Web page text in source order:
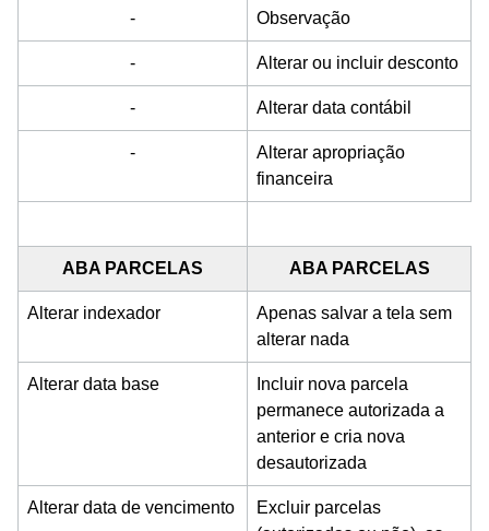
- Observação
- Alterar ou incluir desconto
- Alterar data contábil
-
Alterar apropriação
financeira
ABA PARCELAS ABA PARCELAS
Alterar indexador
Apenas salvar a tela sem
alterar nada
Alterar data base
Incluir nova parcela
permanece autorizada a
anterior e cria nova
desautorizada
Alterar data de vencimento
Excluir parcelas